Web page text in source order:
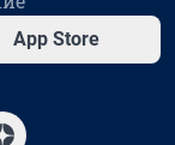
App Store